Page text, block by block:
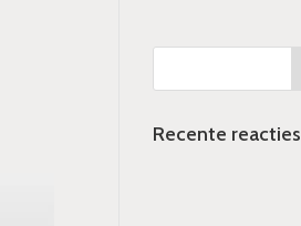
Recente reacties